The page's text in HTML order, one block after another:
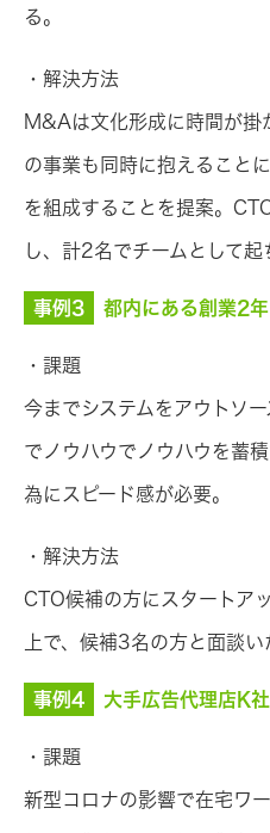
る。
・解決方法
M&Aは文化形成に時間が掛
の事業も同時に抱えること
を組成することを提案。
し、計2名でチームとして起
事例3 都内にある創業2
・課題
今までシステムをアウトソ
でノウハウでノウハウを蓄
為にスピード感が必要。
・解決方法
CTO候補の方にスタートア
上で、候補3名の方と面談い
事例4 大手広告代理店K社
・課題
新型コロナの影響で在宅ワ